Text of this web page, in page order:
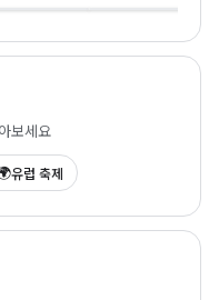
보세요
유럽 축제